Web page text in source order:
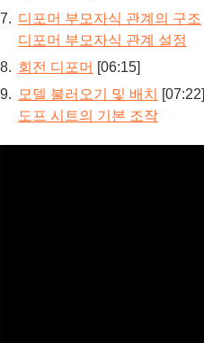
디포머 부모자식 관계의 구조
디포머 부모자식 관계 설정
회전 디포머 [06:15]
모델 불러오기 및 배치
[07:22]
도프 시트의 기본 조작